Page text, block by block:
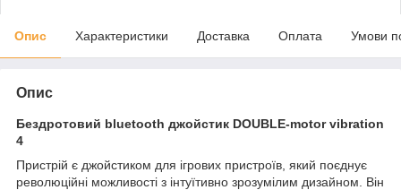
Опис Характеристики Доставка Оплата Умови
Опис
Бездротовий bluetooth джойстик DOUBLE-motor vibration
4
Пристрій є джойстиком для ігрових пристроїв, який поєднує
революційні можливості з інтуїтивно зрозумілим дизайном. Він